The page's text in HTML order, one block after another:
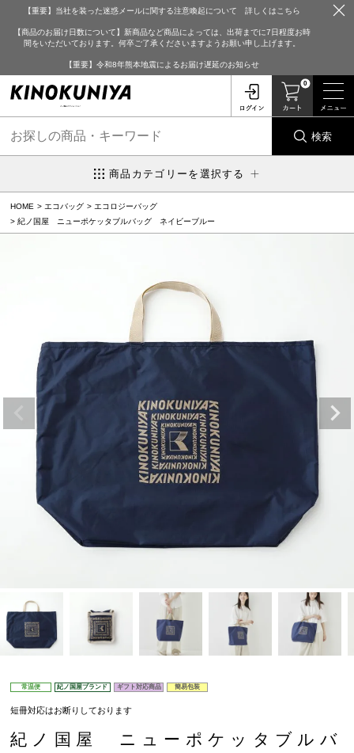
【重要】当社を装った迷惑メールに関する注意喚起について 詳しくはこちら
【商品のお届け日数について】新商品など商品によっては、出荷までに7日程度お時
間をいただいております。何卒ご了承くださいますようお願い申し上げます。
【重要】令和8年熊本地震によるお届け遅延のお知らせ
0
検索
商品カテゴリーを選択する
HOME エコバッグ
エコロジーバッグ
紀ノ国屋 ニューポケッタブルバッグ ネイビーブルー
常温便 紀ノ国屋ブランド ギフト対応商品 簡易包装
短冊対応はお断りしております
紀ノ国屋 ニューポケッタブルバ